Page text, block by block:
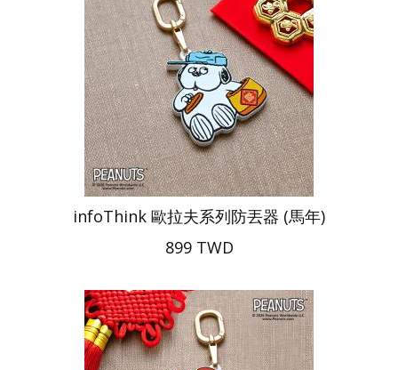
infoThink 歐拉夫系列防丟器 (馬年)
899 TWD